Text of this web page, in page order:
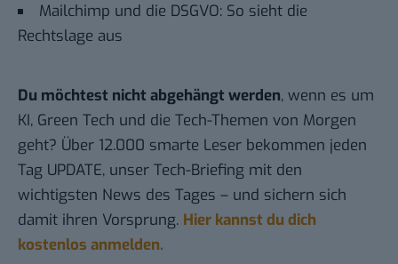
Mailchimp und die DSGVO: So sieht die
Rechtslage aus
Du möchtest nicht abgehängt werden, wenn es um
KI, Green Tech und die Tech-Themen von Morgen
geht? Über 12.000 smarte Leser bekommen jeden
Tag UPDATE, unser Tech-Briefing mit den
wichtigsten News des Tages – und sichern sich
damit ihren Vorsprung. Hier kannst du dich
kostenlos anmelden.